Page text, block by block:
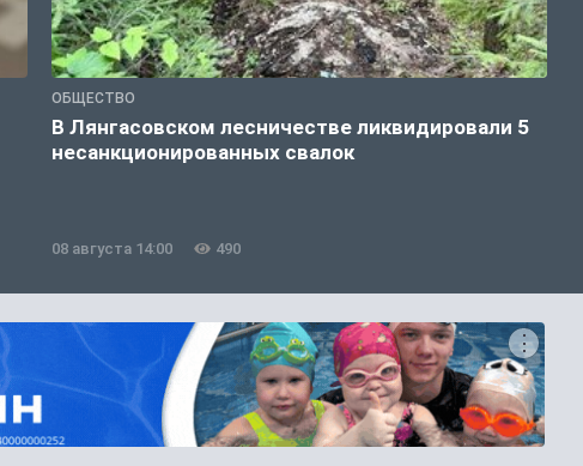
ОБЩЕСТВО
В Лянгасовском лесничестве ликвидировали 5
несанкционированных свалок
08 августа 14:00 490